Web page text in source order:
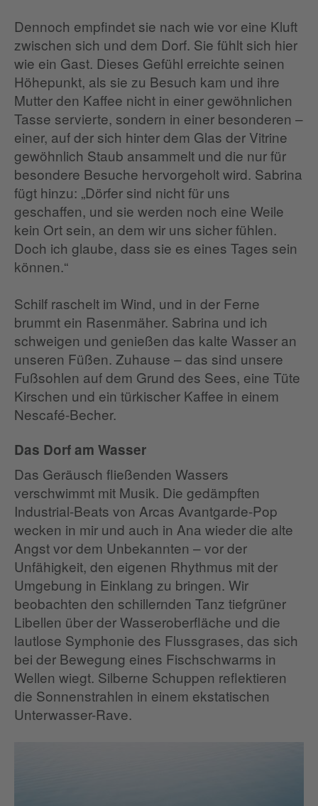
Dennoch empfindet sie nach wie vor eine Kluft
zwischen sich und dem Dorf. Sie fühlt sich hier
wie ein Gast. Dieses Gefühl erreichte seinen
Höhepunkt, als sie zu Besuch kam und ihre
Mutter den Kaffee nicht in einer gewöhnlichen
Tasse servierte, sondern in einer besonderen –
einer, auf der sich hinter dem Glas der Vitrine
gewöhnlich Staub ansammelt und die nur für
besondere Besuche hervorgeholt wird. Sabrina
fügt hinzu: „Dörfer sind nicht für uns
geschaffen, und sie werden noch eine Weile
kein Ort sein, an dem wir uns sicher fühlen.
Doch ich glaube, dass sie es eines Tages sein
können.“
Schilf raschelt im Wind, und in der Ferne
brummt ein Rasenmäher. Sabrina und ich
schweigen und genießen das kalte Wasser an
unseren Füßen. Zuhause – das sind unsere
Fußsohlen auf dem Grund des Sees, eine Tüte
Kirschen und ein türkischer Kaffee in einem
Nescafé-Becher.
Das Dorf am Wasser
Das Geräusch fließenden Wassers
verschwimmt mit Musik. Die gedämpften
Industrial-Beats von Arcas Avantgarde-Pop
wecken in mir und auch in Ana wieder die alte
Angst vor dem Unbekannten – vor der
Unfähigkeit, den eigenen Rhythmus mit der
Umgebung in Einklang zu bringen. Wir
beobachten den schillernden Tanz tiefgrüner
Libellen über der Wasseroberfläche und die
lautlose Symphonie des Flussgrases, das sich
bei der Bewegung eines Fischschwarms in
Wellen wiegt. Silberne Schuppen reflektieren
die Sonnenstrahlen in einem ekstatischen
Unterwasser-Rave.